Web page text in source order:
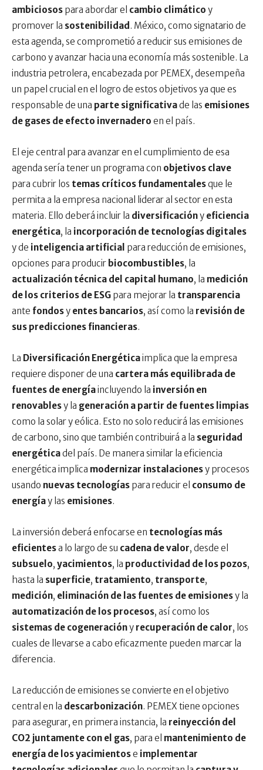
ambiciosos para abordar el cambio climático y
promover la sostenibilidad . México, como signatario de
esta agenda, se comprometió a reducir sus emisiones de
carbono y avanzar hacia una economía más sostenible. La
industria petrolera, encabezada por PEMEX, desempeña
un papel crucial en el logro de estos objetivos ya que es
responsable de una parte significativade las emisiones
de gases de efecto invernadero en el país.
El eje central para avanzar en el cumplimiento de esa
agenda sería tener un programa con objetivos clave
para cubrir los temas críticos fundamentalesque le
permita a la empresa nacional liderar al sector en esta
materia. Ello deberá incluir la diversificacióny eficiencia
energética, la incorporación de tecnologías digitales
y de inteligencia artificial para reducción de emisiones,
opciones para producir biocombustibles, la
actualización técnica del capital humano, la medición
de los criterios de ESG para mejorar la transparencia
ante fondosy entes bancarios, así como la revisión de
sus predicciones financieras.
La Diversificación Energéticaimplica que la empresa
requiere disponer de una cartera más equilibrada de
fuentes de energíaincluyendo la inversión en
renovablesy la generación a partir de fuentes limpias
como la solar y eólica. Esto no solo reducirá las emisiones
de carbono, sino que también contribuirá a la seguridad
energéticadel país. De manera similar la eficiencia
energética implica modernizar instalacionesy procesos
usando nuevas tecnologías para reducir el consumo de
energíay las emisiones.
La inversión deberá enfocarse en tecnologías más
eficientesa lo largo de su cadena de valor, desde el
subsuelo, yacimientos, la productividad de los pozos,
hasta la superficie, tratamiento, transporte,
medición, eliminación de las fuentes de emisionesy la
automatización de los procesos, así como los
sistemas de cogeneracióny recuperación de calor, los
cuales de llevarse a cabo eficazmente pueden marcar la
diferencia.
La reducción de emisiones se convierte en el objetivo
central en la descarbonización. PEMEX tiene opciones
para asegurar, en primera instancia, la reinyección del
CO2 juntamente con el gas, para el mantenimiento de
energía de los yacimientose implementar